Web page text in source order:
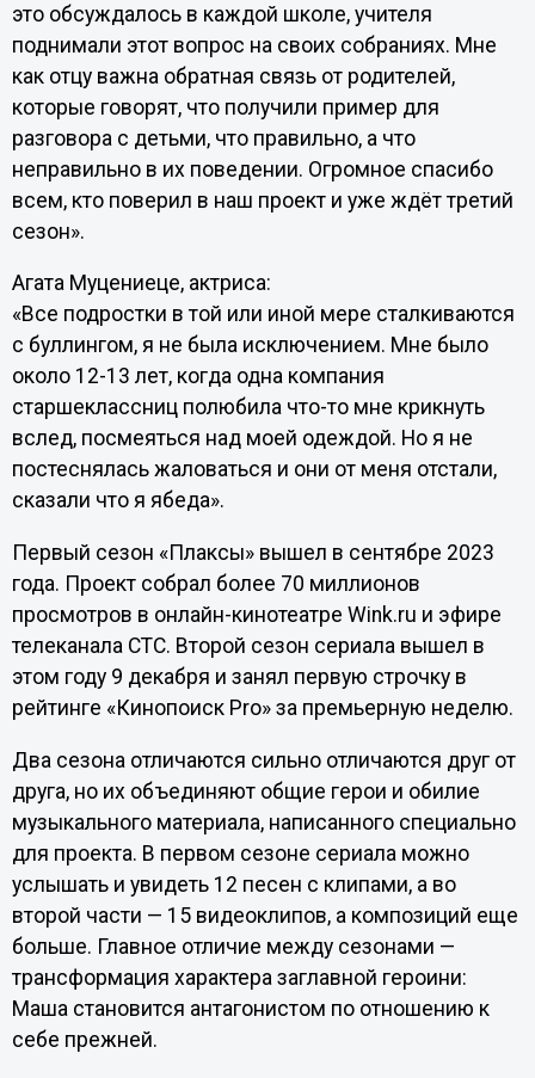
это обсуждалось в каждой школе, учителя
поднимали этот вопрос на своих собраниях. Мне
как отцу важна обратная связь от родителей,
которые говорят, что получили пример для
разговора с детьми, что правильно, а что
неправильно в их поведении. Огромное спасибо
всем, кто поверил в наш проект и уже ждёт третий
сезон».
Агата Муцениеце, актриса:
«Все подростки в той или иной мере сталкиваются
с буллингом, я не была исключением. Мне было
около 12-13 лет, когда одна компания
старшеклассниц полюбила что-то мне крикнуть
вслед, посмеяться над моей одеждой. Но я не
постеснялась жаловаться и они от меня отстали,
сказали что я ябеда».
Первый сезон «Плаксы» вышел в сентябре 2023
года. Проект собрал более 70 миллионов
просмотров в онлайн-кинотеатре Wink.ru и эфире
телеканала СТС. Второй сезон сериала вышел в
этом году 9 декабря и занял первую строчку в
рейтинге «Кинопоиск Pro» за премьерную неделю.
Два сезона отличаются сильно отличаются друг от
друга, но их объединяют общие герои и обилие
музыкального материала, написанного специально
для проекта. В первом сезоне сериала можно
услышать и увидеть 12 песен с клипами, а во
второй части — 15 видеоклипов, а композиций еще
больше. Главное отличие между сезонами —
трансформация характера заглавной героини:
Маша становится антагонистом по отношению к
себе прежней.